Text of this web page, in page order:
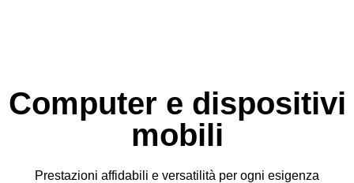
Computer e dispositivi
mobili
Prestazioni affidabili e versatilità per ogni esigenza